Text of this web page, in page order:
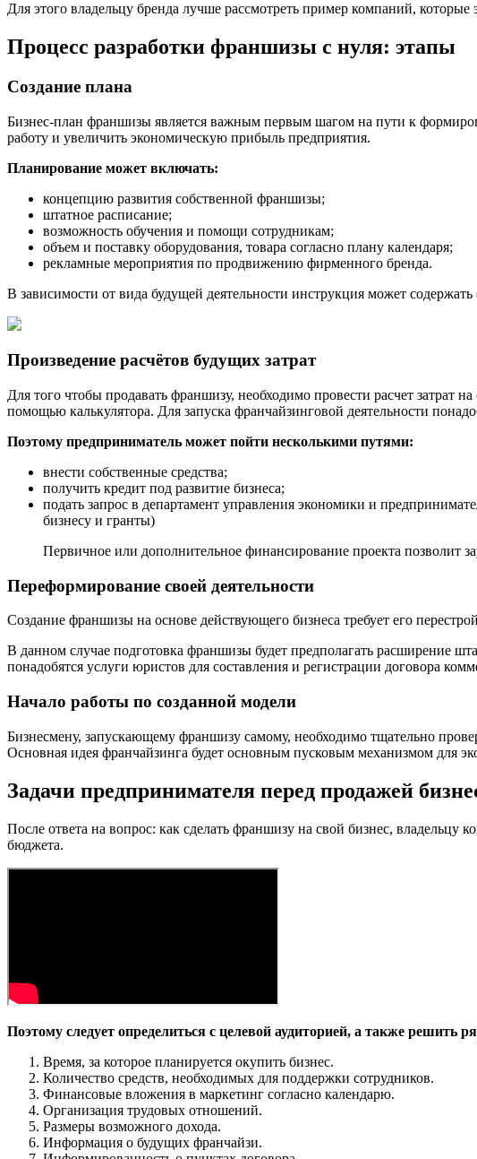
Для этого владельцу бренда лучше рассмотреть пример компаний,
Процесс разработки франшизы с нуля: этапы
Создание плана
Бизнес-план франшизы является важным первым шагом на пути к
работу и увеличить экономическую прибыль предприятия.
Планирование может включать:
концепцию развития собственной франшизы;
штатное расписание;
возможность обучения и помощи сотрудникам;
объем и поставку оборудования, товара согласно плану календаря;
рекламные мероприятия по продвижению фирменного бренда.
В зависимости от вида будущей деятельности инструкция может
Произведение расчётов будущих затрат
Для того чтобы продавать франшизу, необходимо провести расчет затрат
помощью калькулятора. Для запуска франчайзинговой деятельности
Поэтому предприниматель может пойти несколькими путями:
внести собственные средства;
получить кредит под развитие бизнеса;
подать запрос в департамент управления экономики и
бизнесу и гранты)
Первичное или дополнительное финансирование проекта позволит
Переформирование своей деятельности
Создание франшизы на основе действующего бизнеса требует его
В данном случае подготовка франшизы будет предполагать расширение
понадобятся услуги юристов для составления и регистрации договора
Начало работы по созданной модели
Бизнесмену, запускающему франшизу самому, необходимо тщательно
Основная идея франчайзинга будет основным пусковым механизмом для
Задачи предпринимателя перед продажей
После ответа на вопрос: как сделать франшизу на свой бизнес,
бюджета.
Поэтому следует определиться с целевой аудиторией, а также решить
Время, за которое планируется окупить бизнес.
Количество средств, необходимых для поддержки сотрудников.
Финансовые вложения в маркетинг согласно календарю.
Организация трудовых отношений.
Размеры возможного дохода.
Информация о будущих франчайзи.